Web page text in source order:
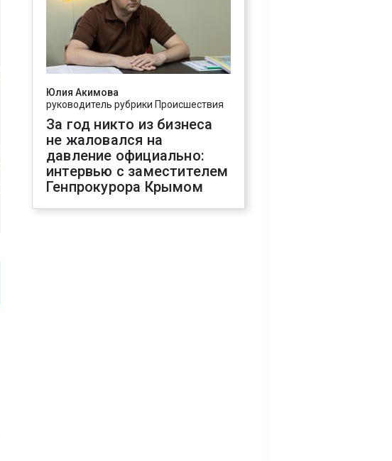
Юлия Акимова
руководитель рубрики Происшествия
За год никто из бизнеса
не жаловался на
давление официально:
интервью с заместителем
Генпрокурора Крымом